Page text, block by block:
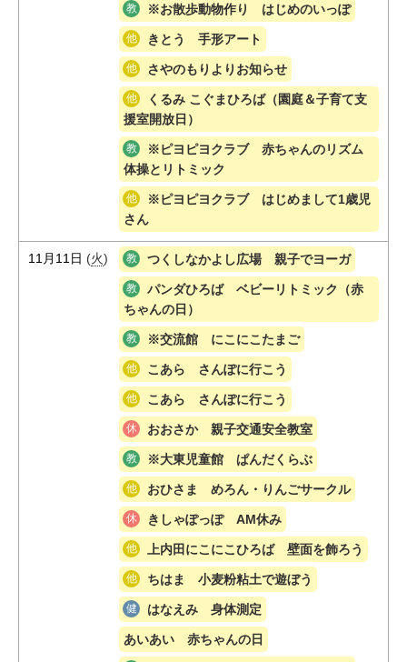
※お散歩動物作り はじめのいっぽ
きとう 手形アート
さやのもりよりお知らせ
くるみ こぐまひろば（園庭＆子育て支
援室開放日）
※ピヨピヨクラブ 赤ちゃんのリズム
体操とリトミック
※ピヨピヨクラブ はじめまして1歳児
さん
11月11日 (火) つくしなかよし広場 親子でヨーガ
パンダひろば ベビーリトミック（赤
ちゃんの日）
※交流館 にこにこたまご
こあら さんぽに行こう
こあら さんぽに行こう
おおさか 親子交通安全教室
※大東児童館 ぱんだくらぶ
おひさま めろん・りんごサークル
きしゃぽっぽ AM休み
上内田にこにこひろば 壁面を飾ろう
ちはま 小麦粉粘土で遊ぼう
はなえみ 身体測定
あいあい 赤ちゃんの日